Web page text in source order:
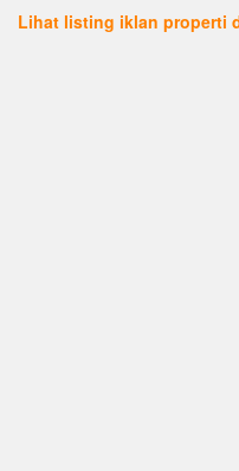
Lihat listing iklan properti